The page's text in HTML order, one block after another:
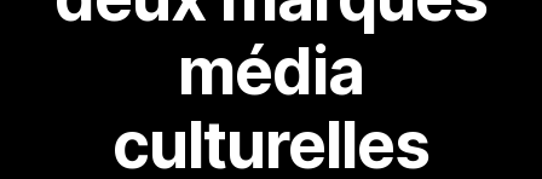
média
culturelles